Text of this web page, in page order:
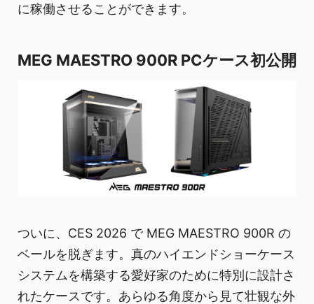
に稼働させることができます。
MEG MAESTRO 900R PCケース初公開
ついに、CES 2026 で MEG MAESTRO 900R の
ベールを脱ぎます。真のハイエンドショーケース
システムを構築する愛好家のために特別に設計さ
れたケースです。あらゆる角度から見て壮観な外